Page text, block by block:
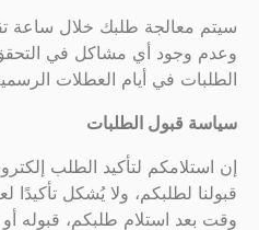
سيتم معالجة طلبك خلال ساعة
وعدم وجود أي مشاكل في
الطلبات في أيام العطلات
سياسة قبول الطلبات
إن استلامكم لتأكيد الطلب
قبولنا لطلبكم، ولا يُشكل تأكيدًا
وقت بعد استلام طلبكم، قبوله